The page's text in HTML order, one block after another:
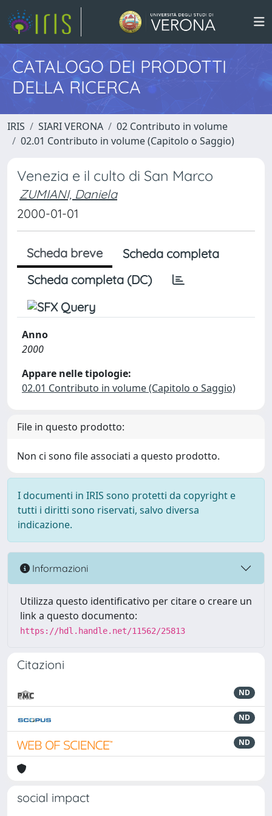
CATALOGO DEI PRODOTTI
DELLA RICERCA
IRIS SIARI VERONA
02 Contributo in volume
02.01 Contributo in volume (Capitolo o Saggio)
Venezia e il culto di San Marco
ZUMIANI, Daniela
2000-01-01
Scheda breve
Scheda completa
Scheda completa (DC)
Anno
2000
Appare nelle tipologie:
02.01 Contributo in volume (Capitolo o Saggio)
File in questo prodotto:
Non ci sono file associati a questo prodotto.
I documenti in IRIS sono protetti da copyright e
tutti i diritti sono riservati, salvo diversa
indicazione.
Informazioni
Utilizza questo identificativo per citare o creare un
link a questo documento:
https://hdl.handle.net/11562/25813
Citazioni
ND
ND
ND
social impact